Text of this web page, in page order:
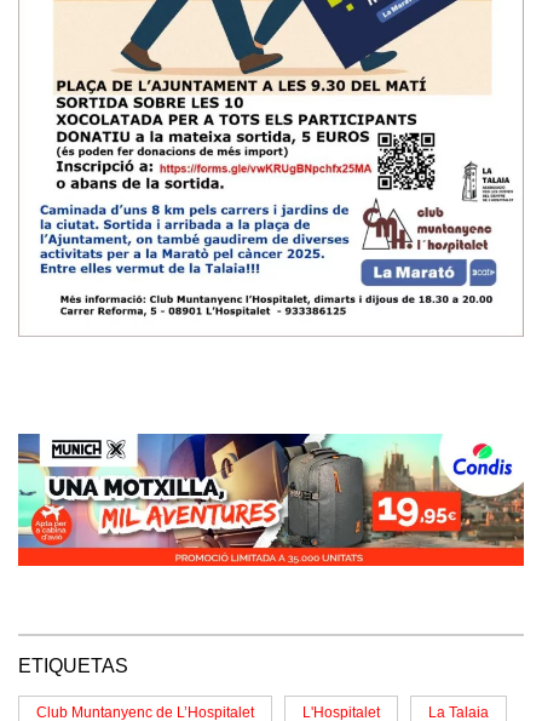
ETIQUETAS
Club Muntanyenc de L’Hospitalet L'Hospitalet La Talaia